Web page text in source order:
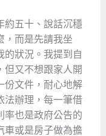
約五十、說話沉穩
，而是先請我坐
的狀況。我提到自
但又不想跟家人開
份文件，耐心地解
法辦理，每一筆借
率也是政府公告的
車或是房子做為擔